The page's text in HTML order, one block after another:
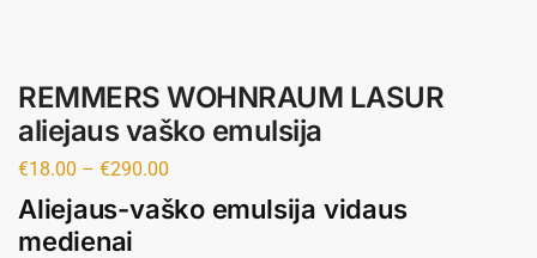
REMMERS WOHNRAUM LASUR
aliejaus vaško emulsija
€18.00 – €290.00
Aliejaus-vaško emulsija vidaus
medienai